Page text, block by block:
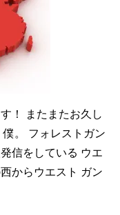
！ またまたお久し
。 フォレストガン
信をしている ウエ
からウエスト ガン